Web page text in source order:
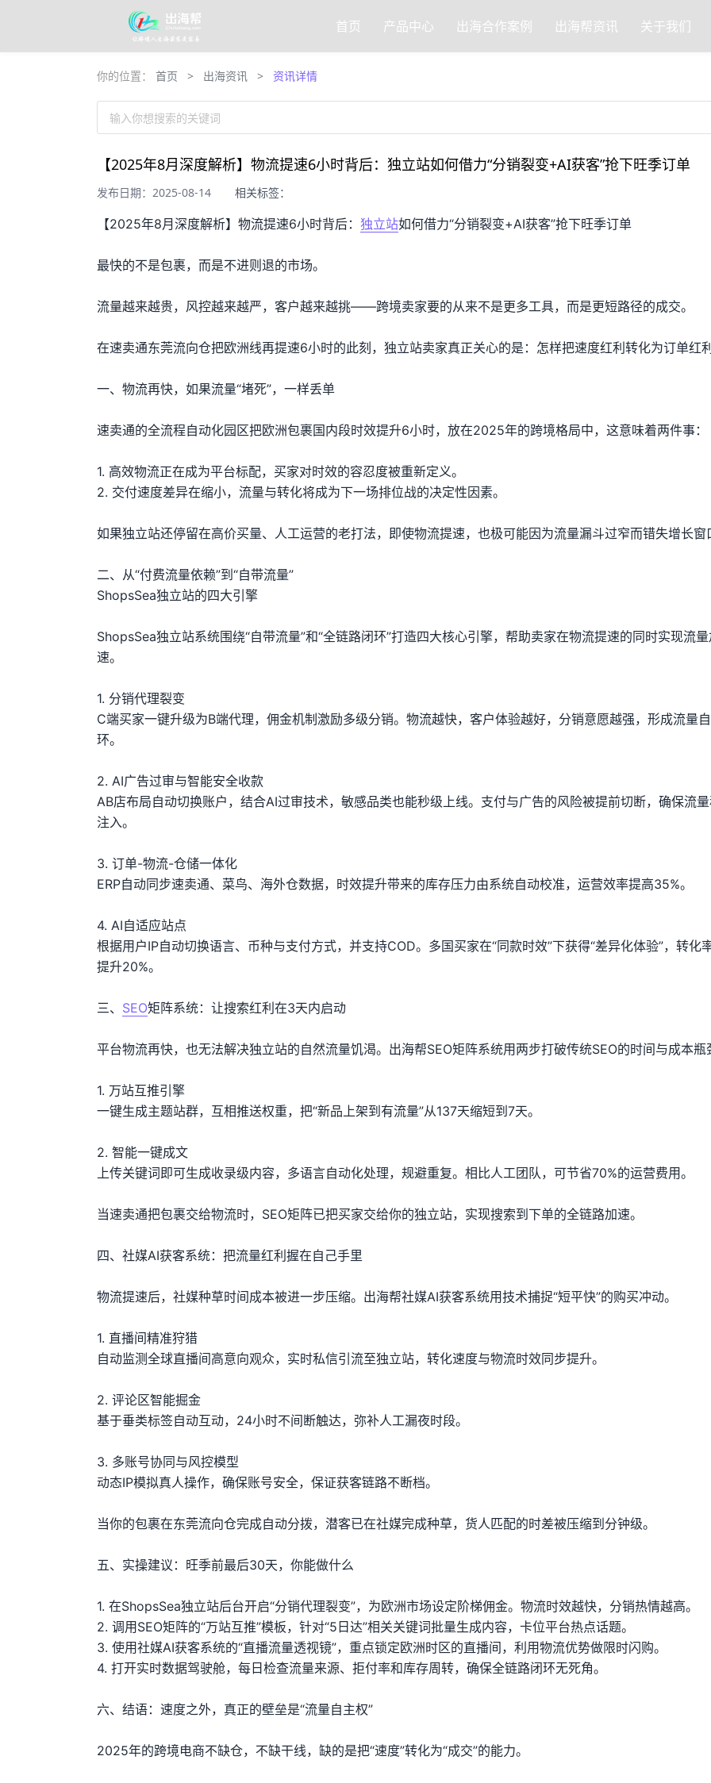
首页 产品中心 出海合作案例 出海帮资讯 关于我们
你的位置： 首页 > 出海资讯 > 资讯详情
输入你想搜索的关键词
【2025年8月深度解析】物流提速6小时背后：独立站如何借力“分销裂变+AI获客”抢下旺季订单
发布日期：2025-08-14 相关标签：
【2025年8月深度解析】物流提速6小时背后： 独立站如何借力“分销裂变+AI获客”抢下旺季订单
最快的不是包裹，而是不进则退的市场。
流量越来越贵，风控越来越严，客户越来越挑——跨境卖家要的从来不是更多工具，而是更短路径的成交。
在速卖通东莞流向仓把欧洲线再提速6小时的此刻，独立站卖家真正关心的是：怎样把速度红利转化为订单红利
一、物流再快，如果流量“堵死”，一样丢单
速卖通的全流程自动化园区把欧洲包裹国内段时效提升6小时，放在2025年的跨境格局中，这意味着两件事：
1. 高效物流正在成为平台标配，买家对时效的容忍度被重新定义。
2. 交付速度差异在缩小，流量与转化将成为下一场排位战的决定性因素。
如果独立站还停留在高价买量、人工运营的老打法，即使物流提速，也极可能因为流量漏斗过窄而错失增长窗
二、从“付费流量依赖”到“自带流量”
ShopsSea独立站的四大引擎
ShopsSea独立站系统围绕“自带流量”和“全链路闭环”打造四大核心引擎，帮助卖家在物流提速的同时实现流量
速。
1. 分销代理裂变
C端买家一键升级为B端代理，佣金机制激励多级分销。物流越快，客户体验越好，分销意愿越强，形成流量
环。
2. AI广告过审与智能安全收款
AB店布局自动切换账户，结合AI过审技术，敏感品类也能秒级上线。支付与广告的风险被提前切断，确保流
注入。
3. 订单-物流-仓储一体化
ERP自动同步速卖通、菜鸟、海外仓数据，时效提升带来的库存压力由系统自动校准，运营效率提高35%。
4. AI自适应站点
根据用户IP自动切换语言、币种与支付方式，并支持COD。多国买家在“同款时效”下获得“差异化体验”，转化
提升20%。
三、 SEO矩阵系统：让搜索红利在3天内启动
平台物流再快，也无法解决独立站的自然流量饥渴。出海帮SEO矩阵系统用两步打破传统SEO的时间与成本瓶
1. 万站互推引擎
一键生成主题站群，互相推送权重，把“新品上架到有流量”从137天缩短到7天。
2. 智能一键成文
上传关键词即可生成收录级内容，多语言自动化处理，规避重复。相比人工团队，可节省70%的运营费用。
当速卖通把包裹交给物流时，SEO矩阵已把买家交给你的独立站，实现搜索到下单的全链路加速。
四、社媒AI获客系统：把流量红利握在自己手里
物流提速后，社媒种草时间成本被进一步压缩。出海帮社媒AI获客系统用技术捕捉“短平快”的购买冲动。
1. 直播间精准狩猎
自动监测全球直播间高意向观众，实时私信引流至独立站，转化速度与物流时效同步提升。
2. 评论区智能掘金
基于垂类标签自动互动，24小时不间断触达，弥补人工漏夜时段。
3. 多账号协同与风控模型
动态IP模拟真人操作，确保账号安全，保证获客链路不断档。
当你的包裹在东莞流向仓完成自动分拨，潜客已在社媒完成种草，货人匹配的时差被压缩到分钟级。
五、实操建议：旺季前最后30天，你能做什么
1. 在ShopsSea独立站后台开启“分销代理裂变”，为欧洲市场设定阶梯佣金。物流时效越快，分销热情越高。
2. 调用SEO矩阵的“万站互推”模板，针对“5日达”相关关键词批量生成内容，卡位平台热点话题。
3. 使用社媒AI获客系统的“直播流量透视镜”，重点锁定欧洲时区的直播间，利用物流优势做限时闪购。
4. 打开实时数据驾驶舱，每日检查流量来源、拒付率和库存周转，确保全链路闭环无死角。
六、结语：速度之外，真正的壁垒是“流量自主权”
2025年的跨境电商不缺仓，不缺干线，缺的是把“速度”转化为“成交”的能力。